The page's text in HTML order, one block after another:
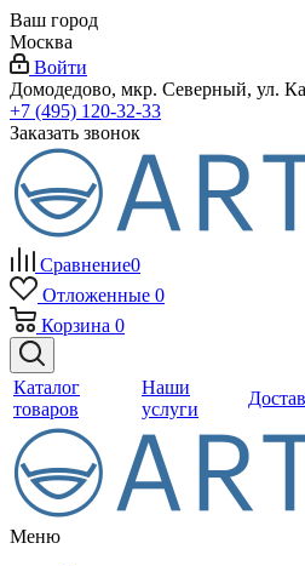
Ваш город
Москва
Войти
Домодедово, мкр. Северный, ул.
+7 (495) 120-32-33
Заказать звонок
Сравнение0
Отложенные 0
Корзина 0
Каталог
товаров
Наши
услуги
Меню